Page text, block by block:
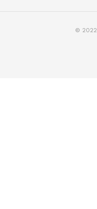
© 2022